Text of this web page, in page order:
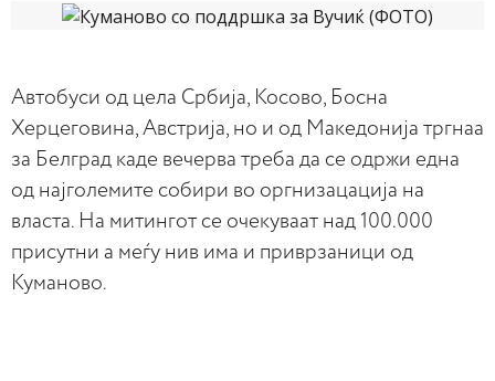
Автобуси од цела Србија, Косово, Босна
Херцеговина, Австрија, но и од Македонија тргнаа
за Белград каде вечерва треба да се одржи една
од најголемите собири во оргнизацација на
власта. На митингот се очекуваат над 100.000
присутни а меѓу нив има и приврзаници од
Куманово.